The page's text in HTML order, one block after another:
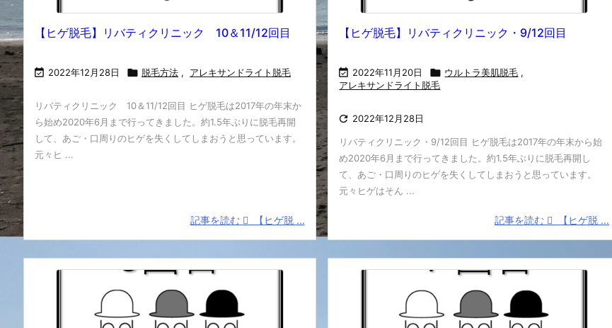
【ヒゲ脱毛】リバティクリニック 10＆11/12回目
 2022年12月28日  脱毛方法 , アレキサンドライト脱毛
リバティクリニック 10＆11/12回目 ヒゲ脱毛は2017年の年末か
ら始め2020年6月まで行ってきました。約1.5年ぶりに脱毛再開
して、あご・口周りのヒゲを失くしてしまおうと思っています。
元々ヒ ...
記事を読む 【ヒゲ脱 ...
【ヒゲ脱毛】リバティクリニック・9/12回目
 2022年11月20日  ウルトラ美肌脱毛 ,
アレキサンドライト脱毛
 2022年12月28日
リバティクリニック・9/12回目 ヒゲ脱毛は2017年の年末から始
め2020年6月まで行ってきました。約1.5年ぶりに脱毛再開し
て、あご・口周りのヒゲを失くしてしまおうと思っています。
元々ヒゲはそん ...
記事を読む 【ヒゲ脱 ...